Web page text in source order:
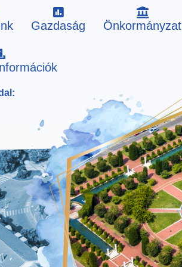
Gazdaság Önkormányzat